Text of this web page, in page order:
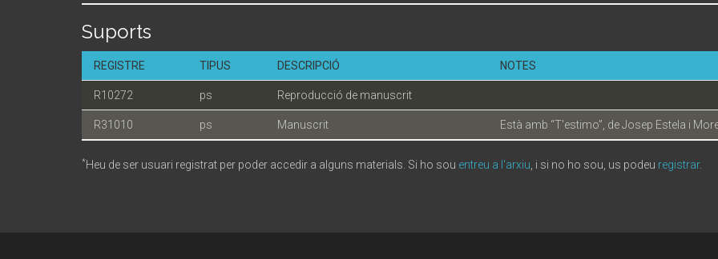
Suports
REGISTRE TIPUS DESCRIPCIÓ NOTES
R10272 ps Reproducció de manuscrit
R31010 ps Manuscrit Està amb “T'estimo”, de Josep Estela i
*Heu de ser usuari registrat per poder accedir a alguns materials. Si ho sou entreu a l'arxiu , i si no ho sou, us podeu registrar.